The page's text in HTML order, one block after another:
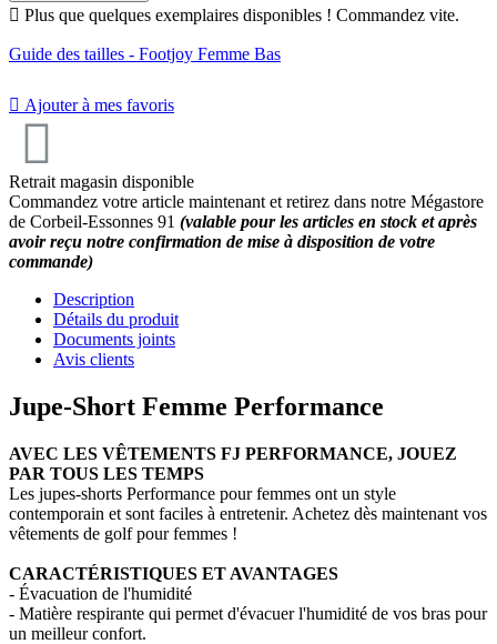
 Plus que quelques exemplaires disponibles ! Commandez vite.
Guide des tailles - Footjoy Femme Bas
 Ajouter à mes favoris
Retrait magasin disponible
Commandez votre article maintenant et retirez dans notre Mégastore
de Corbeil-Essonnes 91 (valable pour les articles en stock et après
avoir reçu notre confirmation de mise à disposition de votre
commande)
Description
Détails du produit
Documents joints
Avis clients
Jupe-Short Femme Performance
AVEC LES VÊTEMENTS FJ PERFORMANCE, JOUEZ
PAR TOUS LES TEMPS
Les jupes-shorts Performance pour femmes ont un style
contemporain et sont faciles à entretenir. Achetez dès maintenant vos
vêtements de golf pour femmes !
CARACTÉRISTIQUES ET AVANTAGES
- Évacuation de l'humidité
- Matière respirante qui permet d'évacuer l'humidité de vos bras pour
un meilleur confort.